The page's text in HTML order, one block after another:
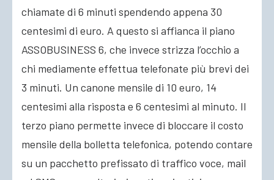
chiamate di 6 minuti spendendo appena 30
centesimi di euro. A questo si affianca il piano
ASSOBUSINESS 6, che invece strizza l’occhio a
chi mediamente effettua telefonate più brevi dei
3 minuti. Un canone mensile di 10 euro, 14
centesimi alla risposta e 6 centesimi al minuto. Il
terzo piano permette invece di bloccare il costo
mensile della bolletta telefonica, potendo contare
su un pacchetto prefissato di traffico voce, mail